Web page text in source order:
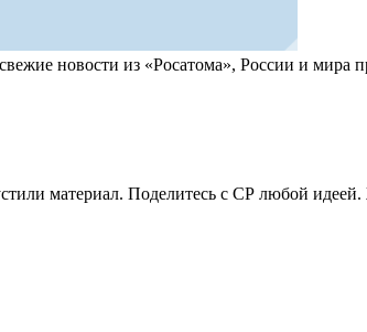
новости из «Росатома», России и
материал. Поделитесь с СР любой